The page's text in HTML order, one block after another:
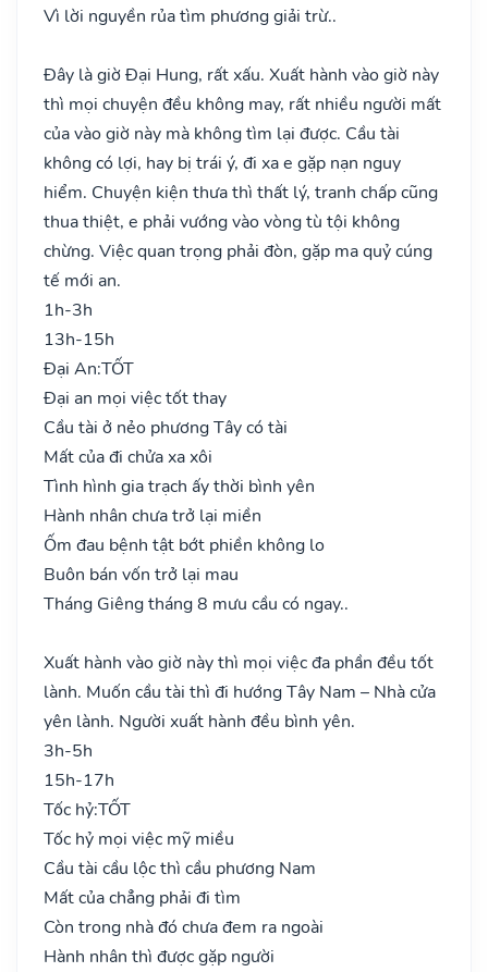
Vì lời nguyền rủa tìm phương giải trừ..
Đây là giờ Đại Hung, rất xấu. Xuất hành vào giờ này
thì mọi chuyện đều không may, rất nhiều người mất
của vào giờ này mà không tìm lại được. Cầu tài
không có lợi, hay bị trái ý, đi xa e gặp nạn nguy
hiểm. Chuyện kiện thưa thì thất lý, tranh chấp cũng
thua thiệt, e phải vướng vào vòng tù tội không
chừng. Việc quan trọng phải đòn, gặp ma quỷ cúng
tế mới an.
1h-3h
13h-15h
Đại An:TỐT
Đại an mọi việc tốt thay
Cầu tài ở nẻo phương Tây có tài
Mất của đi chửa xa xôi
Tình hình gia trạch ấy thời bình yên
Hành nhân chưa trở lại miền
Ốm đau bệnh tật bớt phiền không lo
Buôn bán vốn trở lại mau
Tháng Giêng tháng 8 mưu cầu có ngay..
Xuất hành vào giờ này thì mọi việc đa phần đều tốt
lành. Muốn cầu tài thì đi hướng Tây Nam – Nhà cửa
yên lành. Người xuất hành đều bình yên.
3h-5h
15h-17h
Tốc hỷ:TỐT
Tốc hỷ mọi việc mỹ miều
Cầu tài cầu lộc thì cầu phương Nam
Mất của chẳng phải đi tìm
Còn trong nhà đó chưa đem ra ngoài
Hành nhân thì được gặp người